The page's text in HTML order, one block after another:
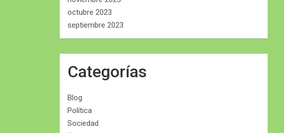
octubre 2023
septiembre 2023
Categorías
Blog
Política
Sociedad